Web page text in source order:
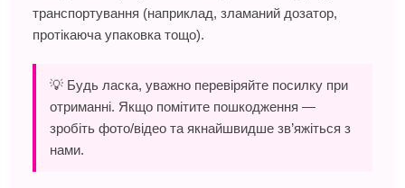
транспортування (наприклад, зламаний дозатор,
протікаюча упаковка тощо).
💡 Будь ласка, уважно перевіряйте посилку при
отриманні. Якщо помітите пошкодження —
зробіть фото/відео та якнайшвидше зв’яжіться з
нами.